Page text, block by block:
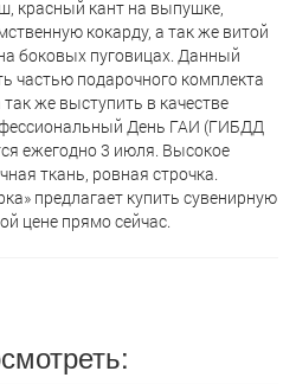
красный кант на выпушке,
кокарду, а так же витой
боковых пуговицах. Данный
частью подарочного комплекта
же выступить в качестве
День ГАИ (ГИБДД
ежегодно 3 июля. Высокое
ткань, ровная строчка.
предлагает кyпить сувенирную
цене прямо сейчас.